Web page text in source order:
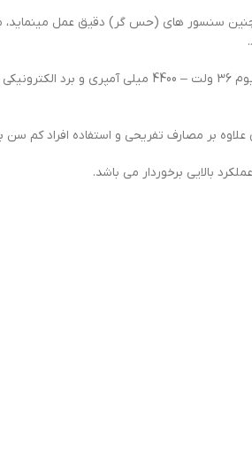
سنسور های (حس گر) دقیق عمل مینماید،
اسکوتر برقی روبو 8 از دو عدد موتور 400 وات براشلس با
بر مصارف تفریحی و استفاده افراد کم سن